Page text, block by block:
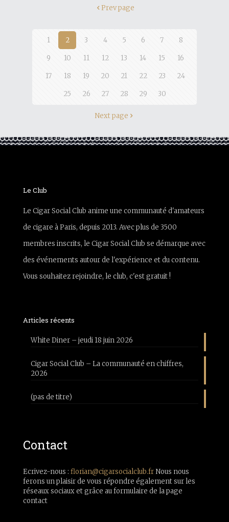
Prev page
1 2 3 4 5 6 7 8
9 10 11 12 13 14 15 16
17 18 19 20 21 22 23 24
25 26 27 28 29 30
Next page
Le Club
Le Cigar Social Club anime une communauté d'amateurs
de cigare à Paris, depuis 2013. Avec plus de 3500
membres inscrits, le Cigar Social Club se démarque avec
des événements autour de l'expérience et du contenu.
Vous souhaitez rejoindre, le club, c'est gratuit !
Articles récents
White Diner – jeudi 18 juin 2026
Cigar Social Club – La communauté en chiffres,
2026
(pas de titre)
Contact
Ecrivez-nous : florian@cigarsocialclub.frNous nous
ferons un plaisir de vous répondre également sur les
réseaux sociaux et grâce au formulaire de la page
contact